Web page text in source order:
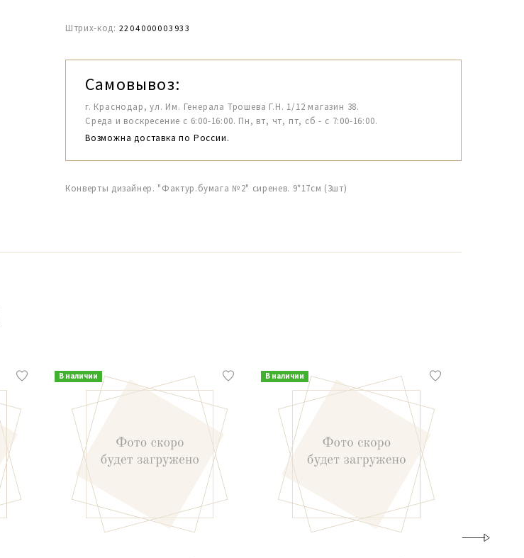
Штрих-код: 2204000003933
Самовывоз:
г. Краснодар, ул. Им. Генерала Трошева Г.Н. 1/12 магазин 38.
Среда и воскресение с 6:00-16:00. Пн, вт, чт, пт, сб - с 7:00-16:00.
Возможна доставка по России.
Конверты дизайнер. "Фактур.бумага №2" сиренев. 9*17см (3шт)
В наличии В наличии